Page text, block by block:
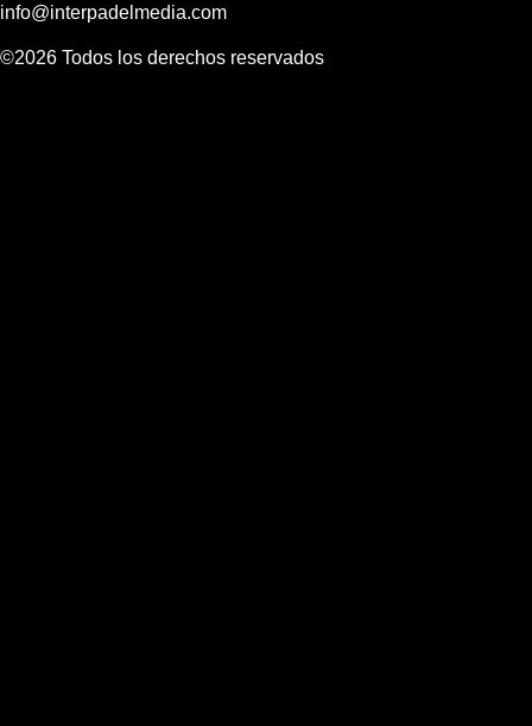
info@interpadelmedia.com
©2026 Todos los derechos reservados